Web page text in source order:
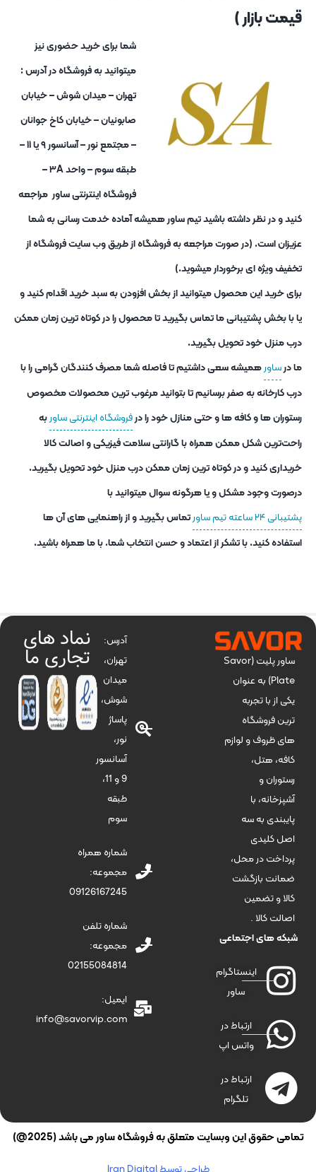
قیمت بازار )
شما برای خرید حضوری نیز
میتوانید به فروشگاه در آدرس :
تهران – میدان شوش – خیابان
صابونیان – خیابان کاخ جوانان
– مجتمع نور – آسانسور ۹ یا ۱۱ –
طبقه سوم – واحد ۳A –
فروشگاه اینترنتی ساور مراجعه
کنید و در نظر داشته باشید تیم ساور همیشه آماده خدمت رسانی به شما
عزیزان است. (در صورت مراجعه به فروشگاه از طریق وب سایت فروشگاه از
تخفیف ویژه ای برخوردار میشوید.)
برای خرید این محصول میتوانید از بخش افزودن به سبد خرید اقدام کنید و
یا با بخش پشتیبانی ما تماس بگیرید تا محصول را در کوتاه ترین زمان ممکن
درب منزل خود تحویل بگیرید.
ما درساورهمیشه سعی داشتیم تا فاصله شما مصرف کنندگان گرامی را با
درب کارخانه به صفر برسانیم تا بتوانید مرغوب ترین محصولات مخصوص
رستوران ها و کافه ها و حتی منازل خود را درفروشگاه اینترنتی ساوربه
راحت‌ترین شکل ممکن همراه با گارانتی سلامت فیزیکی و اصالت کالا
خریداری کنید و در کوتاه ترین زمان ممکن درب منزل خود تحویل بگیرید.
درصورت وجود مشکل و یا هرگونه سوال میتوانید با
پشتیبانی ۲۴ ساعته تیم ساور
تماس بگیرید و از راهنمایی های آن ها
استفاده کنید. با تشکر از اعتماد و حسن انتخاب شما. با ما همراه باشید.
ساور پلیت (Savor
Plate) به عنوان
یکی از با تجربه
ترین فروشگاه
های ظروف و لوازم
کافه، هتل،
رستوران و
آشپزخانه، با
پایبندی به سه
اصل کلیدی
پرداخت در محل،
ضمانت بازگشت
کالا و تضمین
اصالت کالا .
شبکه های اجتماعی
اینستاگرام
ساور
ارتباط در
واتس اپ
ارتباط در
تلگرام
آدرس:
تهران،
میدان
شوش،
پاساژ
نور،
آسانسور
9 و 11،
طبقه
سوم
شماره همراه
مجموعه:
09126167245
شماره تلفن
مجموعه:
02155084814
ایمیل:
info@savorvip.com
نماد های
تجاری ما
تمامی حقوق این وبسایت متعلق به فروشگاه ساور می باشد (2025@)
طراحی توسط Iran Digital